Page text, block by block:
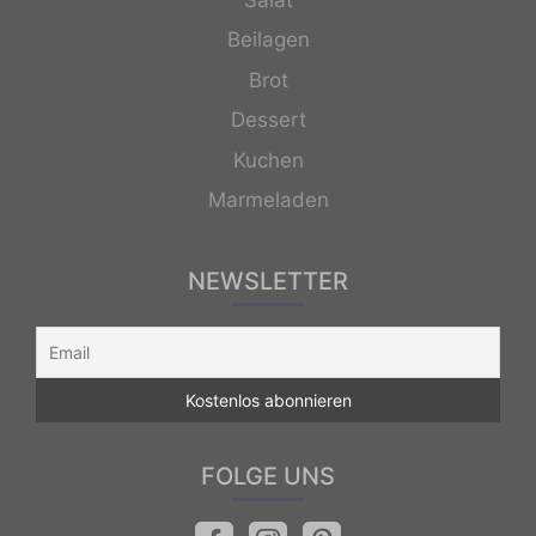
Beilagen
Brot
Dessert
Kuchen
Marmeladen
NEWSLETTER
FOLGE UNS